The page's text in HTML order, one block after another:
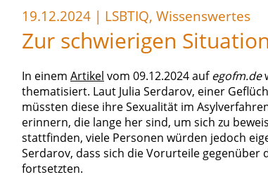
19.12.2024 | LSBTIQ, Wissenswertes
Zur schwierigen
In einem Artikel vom 09.12.2024 aufegofm.de
thematisiert. Laut Julia Serdarov, einer
müssten diese ihre Sexualität im
erinnern, die lange her sind, um sich zu
stattfinden, viele Personen würden jedoch
Serdarov, dass sich die Vorurteile gegenüber
fortsetzten.